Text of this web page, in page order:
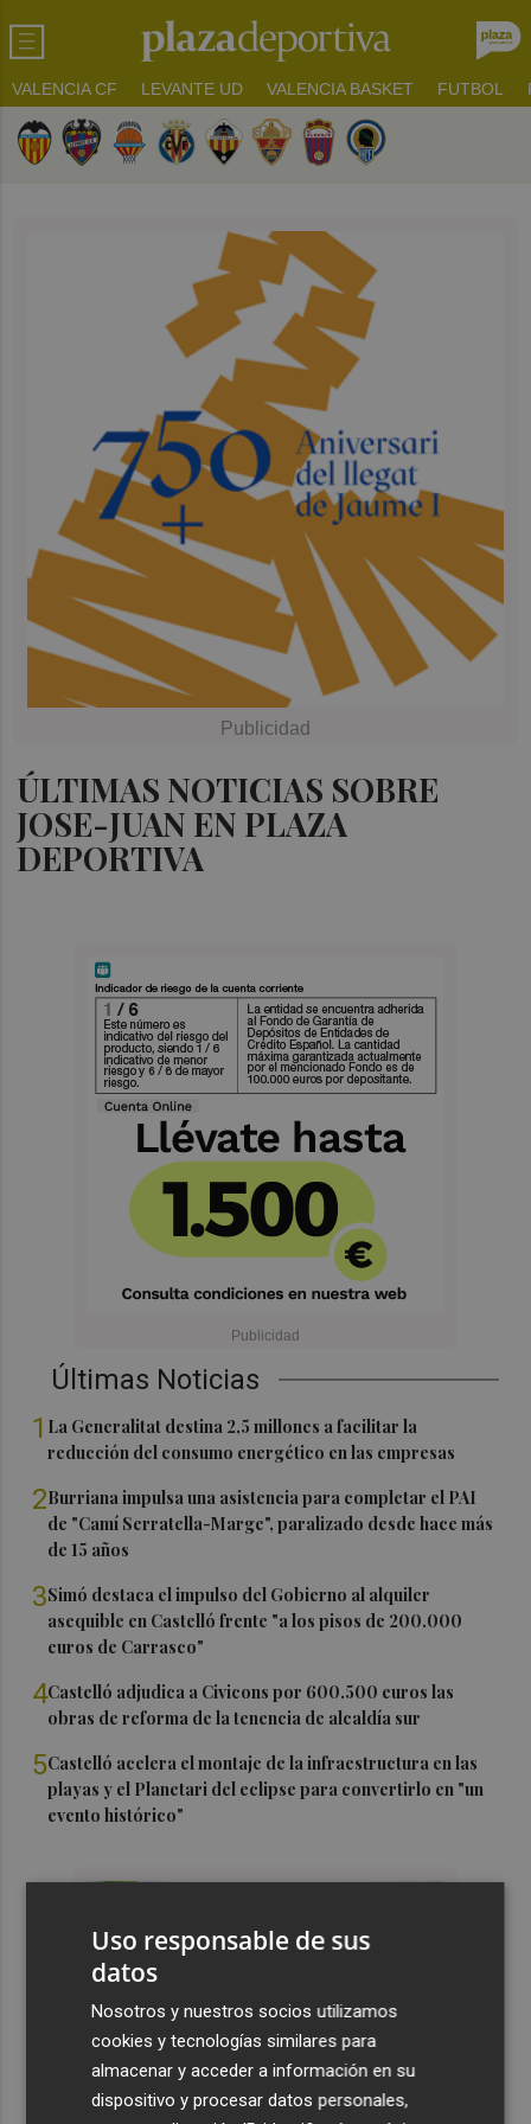
VALENCIA CF LEVANTE UD VALENCIA BASKET FUTBOL
ÚLTIMAS NOTICIAS SOBRE
JOSE-JUAN EN PLAZA
DEPORTIVA
Últimas Noticias
1 La Generalitat destina 2,5 millones a facilitar la
reducción del consumo energético en las empresas
2Burriana impulsa una asistencia para completar el PAI
de "Camí Serratella-Marge", paralizado desde hace más
de 15 años
3Simó destaca el impulso del Gobierno al alquiler
asequible en Castelló frente "a los pisos de 200.000
euros de Carrasco"
4Castelló adjudica a Civicons por 600.500 euros las
obras de reforma de la tenencia de alcaldía sur
5Castelló acelera el montaje de la infraestructura en las
playas y el Planetari del eclipse para convertirlo en "un
evento histórico"
Uso responsable de sus
datos
Nosotros y nuestros socios utilizamos
cookies y tecnologías similares para
almacenar y acceder a información en su
dispositivo y procesar datos personales,